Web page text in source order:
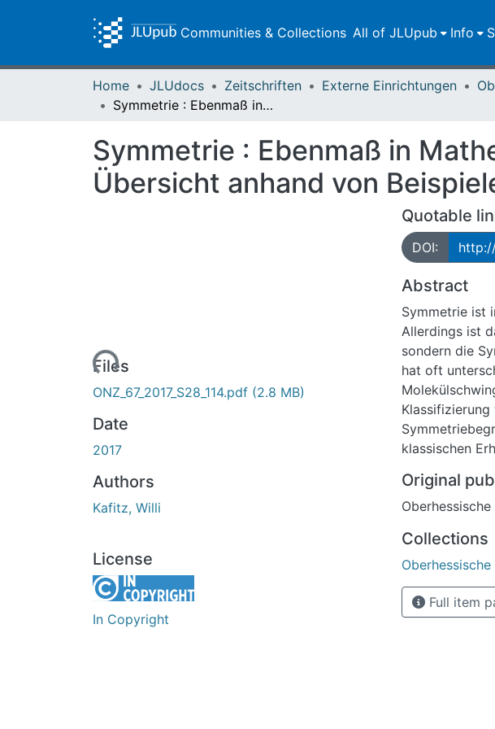
Communities & Collections All of JLUpub Info
Home JLUdocs Zeitschriften Externe Einrichtungen
Symmetrie : Ebenmaß in Mathematik und Naturwissenschaften : eine Übersicht anhand von Beispielen
Symmetrie : Ebenmaß in
Übersicht anhand von
Loading...
Files
ONZ_67_2017_S28_114.pdf (2.8 MB)
Date
2017
Authors
Kafitz, Willi
License
In Copyright
Quotable
DOI:
Abstract
Symmetrie ist
Allerdings ist
sondern die
hat oft
klassischen
gefordert. In
wichtiges
in einzelnen
leicht
Original
Collections
Full item